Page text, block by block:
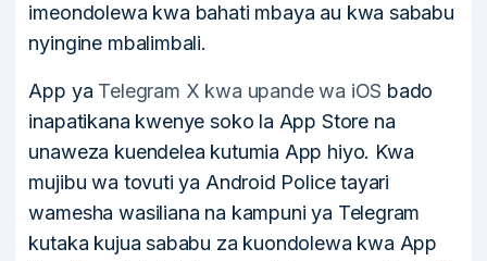
imeondolewa kwa bahati mbaya au kwa sababu
nyingine mbalimbali.
App ya Telegram X kwa upande wa iOS bado
inapatikana kwenye soko la App Store na
unaweza kuendelea kutumia App hiyo. Kwa
mujibu wa tovuti ya Android Police tayari
wamesha wasiliana na kampuni ya Telegram
kutaka kujua sababu za kuondolewa kwa App